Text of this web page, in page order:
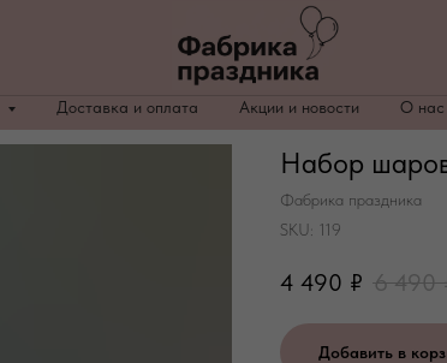
Доставка и оплата Акции и новости О нас
Набор
Фабрика праздника
SKU: 119
4 490 ₽ 6 490
Добавить в